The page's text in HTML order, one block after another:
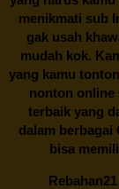
menikmati sub
gak usah
mudah kok.
yang kamu
nonton online
terbaik yang
dalam berbagai
bisa
Rebahan21